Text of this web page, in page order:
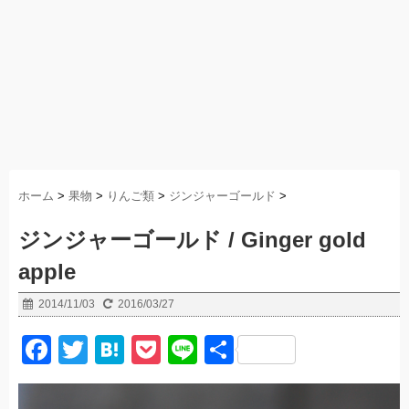
ホーム > 果物 > りんご類 > ジンジャーゴールド >
ジンジャーゴールド / Ginger gold
apple
2014/11/03 2016/03/27
F
a
T
wi
H
at
P
o
Li
n
共
有